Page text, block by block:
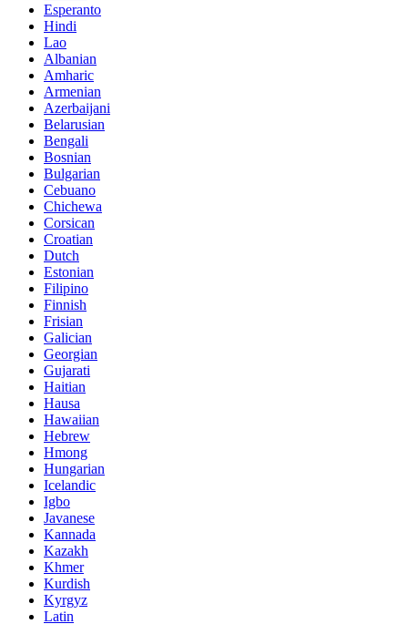
Esperanto
Hindi
Lao
Albanian
Amharic
Armenian
Azerbaijani
Belarusian
Bengali
Bosnian
Bulgarian
Cebuano
Chichewa
Corsican
Croatian
Dutch
Estonian
Filipino
Finnish
Frisian
Galician
Georgian
Gujarati
Haitian
Hausa
Hawaiian
Hebrew
Hmong
Hungarian
Icelandic
Igbo
Javanese
Kannada
Kazakh
Khmer
Kurdish
Kyrgyz
Latin